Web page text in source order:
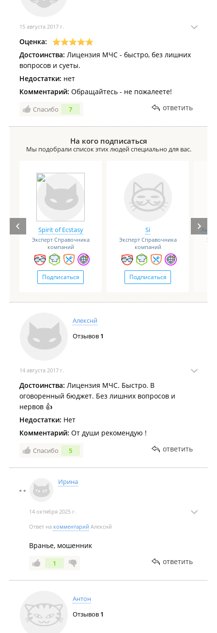
15 августа 2017 г.
Оценка:
Достоинства: Лицензия МЧС - быстро, без лишних
вопросов и суеты.
Недостатки: нет
Комментарий: Обращайтесь - не пожалеете!
Спасибо 7 ответить
На кого подписаться
Мы подобрали список этих людей специально для вас.
Spirit of Ecstasy
Эксперт Справочника
компаний
Подписаться
Si
Эксперт Справочника
компаний
Подписаться
Алекснй
Отзывов 1
14 августа 2017 г.
Достоинства: Лицензия МЧС. Быстро. В
оговоренный бюджет. Без лишних вопросов и
нервов 👍
Недостатки: Нет
Комментарий: От души рекомендую !
Спасибо 5 ответить
Ирина
14 октября 2025 г.
Ответ на комментарий Алекснй
Вранье, мошенник
1 ответить
Антон
Отзывов 1